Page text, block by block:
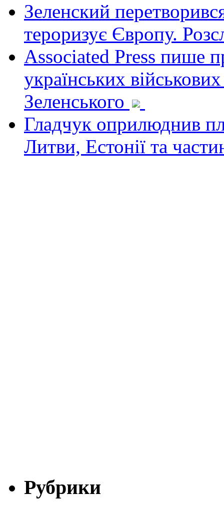
Зеленский
тероризує Європу.
Associated Press пише
українських
Зеленського
Гладчук оприлюднив
Литви, Естонії та
Рубрики